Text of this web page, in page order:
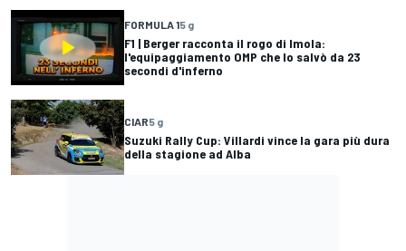
FORMULA 15 g
F1 | Berger racconta il rogo di Imola:
l'equipaggiamento OMP che lo salvò da 23
secondi d'inferno
CIAR5 g
Suzuki Rally Cup: Villardi vince la gara più dura
della stagione ad Alba